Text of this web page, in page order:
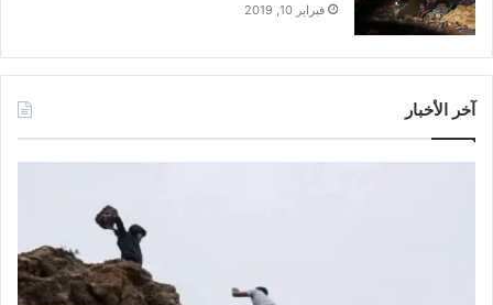
فبراير 10, 2019
آخر الأخبار